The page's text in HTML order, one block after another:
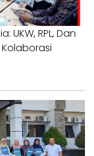
RPL, Dan